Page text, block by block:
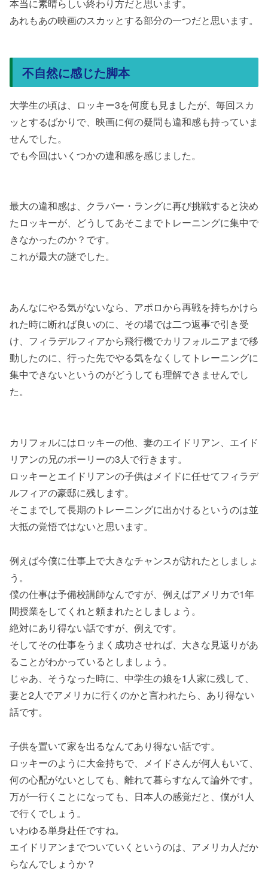
本当に素晴らしい終わり方だと思います。
あれもあの映画のスカッとする部分の一つだと思います。
不自然に感じた脚本
大学生の頃は、ロッキー3を何度も見ましたが、毎回スカ
ッとするばかりで、映画に何の疑問も違和感も持っていま
せんでした。
でも今回はいくつかの違和感を感じました。
最大の違和感は、クラバー・ラングに再び挑戦すると決め
たロッキーが、どうしてあそこまでトレーニングに集中で
きなかったのか？です。
これが最大の謎でした。
あんなにやる気がないなら、アポロから再戦を持ちかけら
れた時に断れば良いのに、その場では二つ返事で引き受
け、フィラデルフィアから飛行機でカリフォルニアまで移
動したのに、行った先でやる気をなくしてトレーニングに
集中できないというのがどうしても理解できませんでし
た。
カリフォルにはロッキーの他、妻のエイドリアン、エイド
リアンの兄のポーリーの3人で行きます。
ロッキーとエイドリアンの子供はメイドに任せてフィラデ
ルフィアの豪邸に残します。
そこまでして長期のトレーニングに出かけるというのは並
大抵の覚悟ではないと思います。
例えば今僕に仕事上で大きなチャンスが訪れたとしましょ
う。
僕の仕事は予備校講師なんですが、例えばアメリカで1年
間授業をしてくれと頼まれたとしましょう。
絶対にあり得ない話ですが、例えです。
そしてその仕事をうまく成功させれば、大きな見返りがあ
ることがわかっているとしましょう。
じゃあ、そうなった時に、中学生の娘を1人家に残して、
妻と2人でアメリカに行くのかと言われたら、あり得ない
話です。
子供を置いて家を出るなんてあり得ない話です。
ロッキーのように大金持ちで、メイドさんが何人もいて、
何の心配がないとしても、離れて暮らすなんて論外です。
万が一行くことになっても、日本人の感覚だと、僕が1人
で行くでしょう。
いわゆる単身赴任ですね。
エイドリアンまでついていくというのは、アメリカ人だか
らなんでしょうか？